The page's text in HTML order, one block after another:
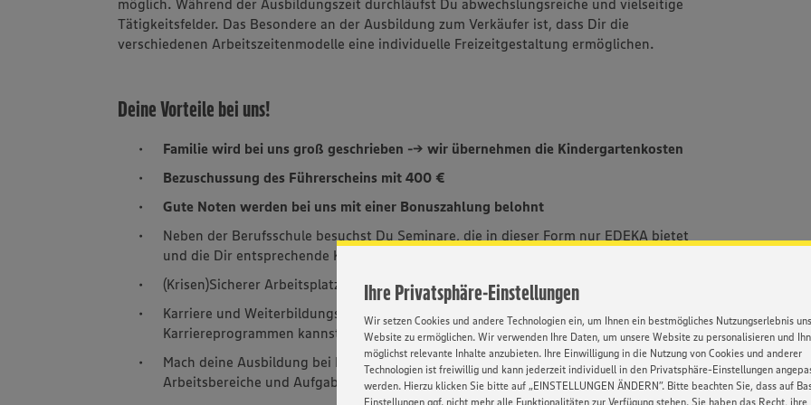
Ihre Privatsphäre-Einstellungen
Wir setzen Cookies und andere Technologien ein, um Ihnen ein bestmögliches Nutzungserlebnis
Website zu ermöglichen. Wir verwenden Ihre Daten, um unsere Website zu personalisieren und
möglichst relevante Inhalte anzubieten. Ihre Einwilligung in die Nutzung von Cookies und anderer
Technologien ist freiwillig und kann jederzeit individuell in den Privatsphäre-Einstellungen
werden. Hierzu klicken Sie bitte auf „EINSTELLUNGEN ÄNDERN”. Bitte beachten Sie, dass auf
Einstellungen ggf. nicht mehr alle Funktionalitäten zur Verfügung stehen. Sie haben das Recht, ihre
Tätigkeitsfelder. Das Besondere an der Ausbildung zum Verkäufer ist, dass Dir die
verschiedenen Arbeitszeitenmodelle eine individuelle Freizeitgestaltung ermöglichen.
Deine Vorteile bei uns!
Familie wird bei uns groß geschrieben --> wir übernehmen die Kindergartenkosten
Bezuschussung des Führerscheins mit 400 €
Gute Noten werden bei uns mit einer Bonuszahlung belohnt
Neben der Berufsschule besuchst Du Seminare, die in dieser Form nur EDEKA bietet
und die Dir entsprechende Kenntnisse für die Praxis liefern.
(Krisen)Sicherer Arbeitsplatz – gegessen wird immer
Karriere und Weiterbildungsmöglichkeiten – Mit Herz, Fleiß & unseren
Karriereprogrammen kannst Du bei uns alles werden
Mach deine Ausbildung bei EDEKA und lerne Dich selber kennen - die vielfältigen
Arbeitsbereiche und Aufgaben zeigen Dir, wer Du bist!